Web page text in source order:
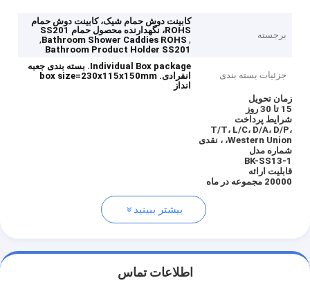
برجسته
کابینت دوش حمام شیک، کابینت دوش حمام
ROHS، نگهدارنده محصول حمام SS201
,
Bathroom Shower Caddies ROHS
,
Bathroom Product Holder SS201
جزئیات بسته بندی
Individual Box package. بسته بندی جعبه
انفرادی. box size=230x115x150mm
انداز
زمان تحویل
15 تا 30 روز
شرایط پرداخت
T/T، L/C، D/A، D/P،
Western Union، ، نقدی
شماره مدل
BK-SS13-1
قابلیت ارائه
20000 مجموعه در ماه
بیشتر ببینید
اطلاعات تماس